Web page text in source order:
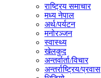
राष्ट्रिय समाचार
मध्य नेपाल
अर्थ/पर्यटन
मनोरञ्जन
स्वास्थ्य
खेलकुद
अन्तर्वार्ता/विचार
अन्तर्राष्ट्रिय/प्रवास